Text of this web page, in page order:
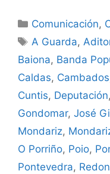
Comunicación,
A Guarda,
Baiona, Banda
Caldas, Cambados
Cuntis, Deputación,
Gondomar, José
Mondariz,
O Porriño, Poio,
Pontevedra,